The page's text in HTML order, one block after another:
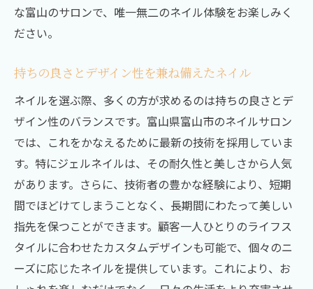
独自の技術で創り出す個性的なスタイル
アーティストと共に作るオリジナルデザイ
ン
自己表現としてのネイルアート
富山県富山市で最新ネイル技術を体感できるサ
ロンの特徴
最新技術を採用した施術の流れ
サロン選びのポイントと注意点
お客様の声が証明するサロンの魅力
高品質を保つための取り組み
な富山のサロンで、唯一無二のネイル体験をお楽しみく
ださい。
持ちの良さとデザイン性を兼ね備えたネイル
ネイルを選ぶ際、多くの方が求めるのは持ちの良さとデ
ザイン性のバランスです。富山県富山市のネイルサロン
では、これをかなえるために最新の技術を採用していま
す。特にジェルネイルは、その耐久性と美しさから人気
があります。さらに、技術者の豊かな経験により、短期
間でほどけてしまうことなく、長期間にわたって美しい
指先を保つことができます。顧客一人ひとりのライフス
タイルに合わせたカスタムデザインも可能で、個々のニ
ーズに応じたネイルを提供しています。これにより、お